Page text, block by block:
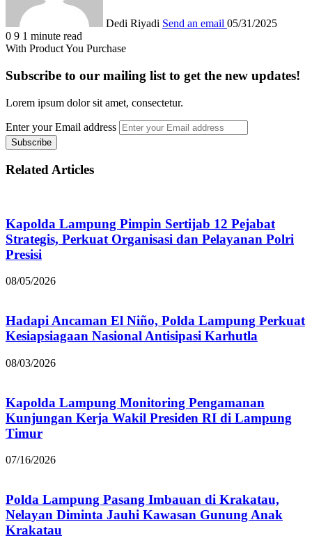
Dedi Riyadi Send an email 05/31/2025
0 9 1 minute read
With Product You Purchase
Subscribe to our mailing list to get the new updates!
Lorem ipsum dolor sit amet, consectetur.
Enter your Email address
Related Articles
Kapolda Lampung Pimpin Sertijab 12 Pejabat
Strategis, Perkuat Organisasi dan Pelayanan Polri
Presisi
08/05/2026
Hadapi Ancaman El Niño, Polda Lampung Perkuat
Kesiapsiagaan Nasional Antisipasi Karhutla
08/03/2026
Kapolda Lampung Monitoring Pengamanan
Kunjungan Kerja Wakil Presiden RI di Lampung
Timur
07/16/2026
Polda Lampung Pasang Imbauan di Krakatau,
Nelayan Diminta Jauhi Kawasan Gunung Anak
Krakatau